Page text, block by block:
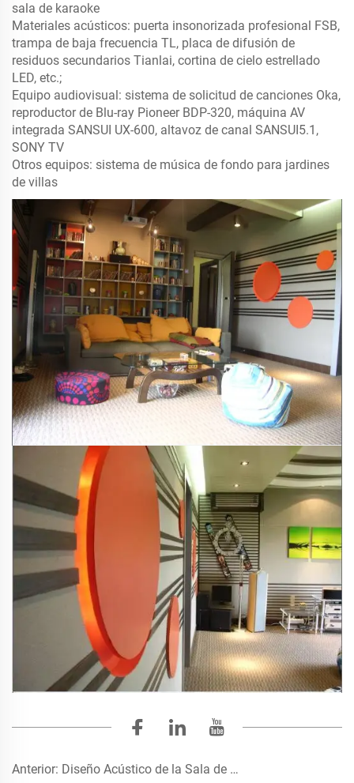
sala de karaoke
Materiales acústicos: puerta insonorizada profesional FSB,
trampa de baja frecuencia TL, placa de difusión de
residuos secundarios Tianlai, cortina de cielo estrellado
LED, etc.;
Equipo audiovisual: sistema de solicitud de canciones Oka,
reproductor de Blu-ray Pioneer BDP-320, máquina AV
integrada SANSUI UX-600, altavoz de canal SANSUI5.1,
SONY TV
Otros equipos: sistema de música de fondo para jardines
de villas
Anterior: Diseño Acústico de la Sala de Proyección de la Oficina Meteorológica de Jiangmen